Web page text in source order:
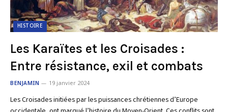
HISTOIRE
Les Karaïtes et les Croisades :
Entre résistance, exil et combats
BENJAMIN 19 janvier 2024
Les Croisades initiées par les puissances chrétiennes d’Europe